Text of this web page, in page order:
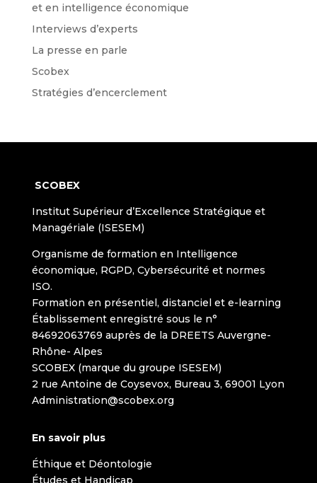
et en intelligence économique
Interviews d’experts
La presse en parle
Scobex
Stratégies d’encerclement
SCOBEX
Institut Supérieur d’Excellence Stratégique et
Managériale (ISESEM)
Organisme de formation en Intelligence
économique, RGPD, Cybersécurité et normes
ISO.
Formation en présentiel, distanciel et e-learning
Établissement enregistré sous le n°
84692063769 auprès de la DREETS Auvergne-
Rhône- Alpes
SCOBEX (marque du groupe ISESEM)
2 rue Antoine de Coysevox, Bureau 3, 69001 Lyon
Administration@scobex.org
En savoir plus
Éthique et Déontologie
Études et Handicap